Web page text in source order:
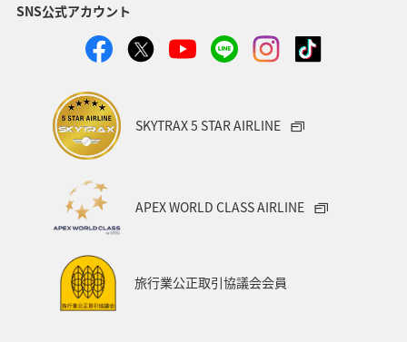
熊本県 香川県
旅館 日常 ANAのふるさと納税
富山県 静岡県
ANAショッピング A-style
世界遺産
カップル 関東・甲信越地方
鹿児島県
秋のアクティビティ
SNS公式アカウント
SKYTRAX 5 STAR AIRLINE
APEX WORLD CLASS AIRLINE
旅行業公正取引協議会会員